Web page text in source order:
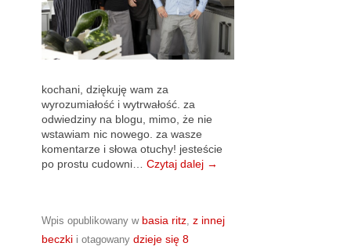
kochani, dziękuję wam za
wyrozumiałość i wytrwałość. za
odwiedziny na blogu, mimo, że nie
wstawiam nic nowego. za wasze
komentarze i słowa otuchy! jesteście
po prostu cudowni… Czytaj dalej →
Wpis opublikowany w basia ritz, z innej
beczkii otagowany dzieje się 8